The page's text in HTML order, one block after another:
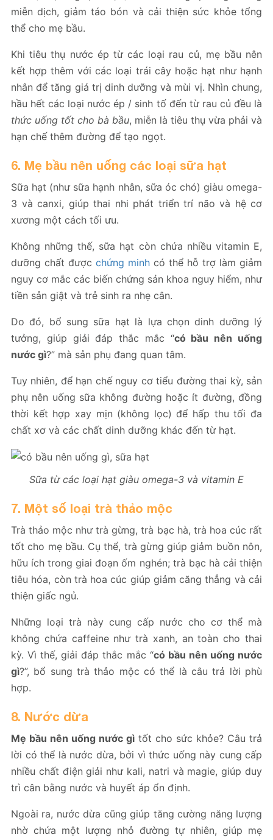
miễn dịch, giảm táo bón và cải thiện sức khỏe tổng
thể cho mẹ bầu.
Khi tiêu thụ nước ép từ các loại rau củ, mẹ bầu nên
kết hợp thêm với các loại trái cây hoặc hạt như hạnh
nhân để tăng giá trị dinh dưỡng và mùi vị. Nhìn chung,
hầu hết các loại nước ép / sinh tố đến từ rau củ đều là
thức uống tốt cho bà bầu, miễn là tiêu thụ vừa phải và
hạn chế thêm đường để tạo ngọt.
6. Mẹ bầu nên uống các loại sữa hạt
Sữa hạt (như sữa hạnh nhân, sữa óc chó) giàu omega-
3 và canxi, giúp thai nhi phát triển trí não và hệ cơ
xương một cách tối ưu.
Không những thế, sữa hạt còn chứa nhiều vitamin E,
dưỡng chất được chứng minh có thể hỗ trợ làm giảm
nguy cơ mắc các biến chứng sản khoa nguy hiểm, như
tiền sản giật và trẻ sinh ra nhẹ cân.
Do đó, bổ sung sữa hạt là lựa chọn dinh dưỡng lý
tưởng, giúp giải đáp thắc mắc “có bầu nên uống
nước gì?” mà sản phụ đang quan tâm.
Tuy nhiên, để hạn chế nguy cơ tiểu đường thai kỳ, sản
phụ nên uống sữa không đường hoặc ít đường, đồng
thời kết hợp xay mịn (không lọc) để hấp thu tối đa
chất xơ và các chất dinh dưỡng khác đến từ hạt.
Sữa từ các loại hạt giàu omega-3 và vitamin E
7. Một số loại trà thảo mộc
Trà thảo mộc như trà gừng, trà bạc hà, trà hoa cúc rất
tốt cho mẹ bầu. Cụ thể, trà gừng giúp giảm buồn nôn,
hữu ích trong giai đoạn ốm nghén; trà bạc hà cải thiện
tiêu hóa, còn trà hoa cúc giúp giảm căng thẳng và cải
thiện giấc ngủ.
Những loại trà này cung cấp nước cho cơ thể mà
không chứa caffeine như trà xanh, an toàn cho thai
kỳ. Vì thế, giải đáp thắc mắc “có bầu nên uống nước
gì?”, bổ sung trà thảo mộc có thể là câu trả lời phù
hợp.
8. Nước dừa
Mẹ bầu nên uống nước gì tốt cho sức khỏe? Câu trả
lời có thể là nước dừa, bởi vì thức uống này cung cấp
nhiều chất điện giải như kali, natri và magie, giúp duy
trì cân bằng nước và huyết áp ổn định.
Ngoài ra, nước dừa cũng giúp tăng cường năng lượng
nhờ chứa một lượng nhỏ đường tự nhiên, giúp mẹ